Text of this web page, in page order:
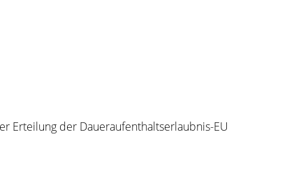
Erteilung der Daueraufenthaltserlaubnis-EU